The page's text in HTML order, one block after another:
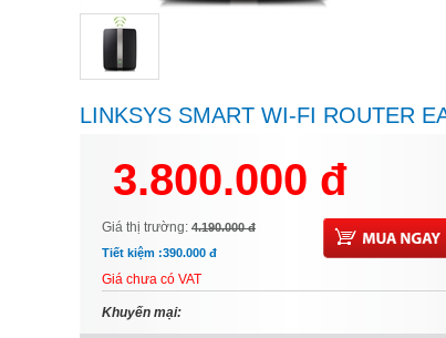
LINKSYS SMART WI-FI ROUTER
3.800.000 đ
Giá thị trường: 4.190.000 đ
Tiết kiệm :390.000 đ
Giá chưa có VAT
Khuyến mại: